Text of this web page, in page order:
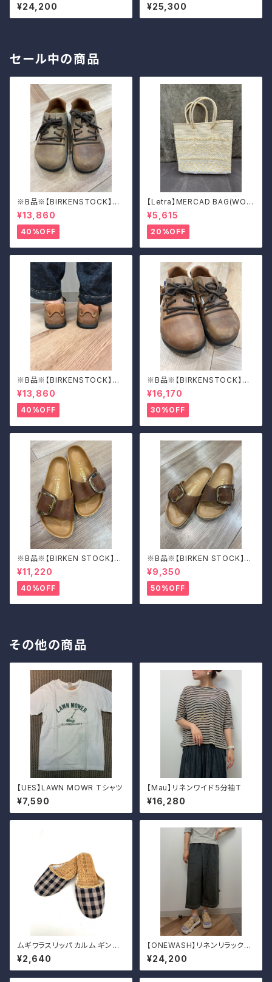
パンツ
¥24,200 ャンバスガウチョパンツ
¥25,300
セール中の商品
※B品※【BIRKENSTOCK】Mo
ntana/CUOIO 38
¥13,860
40%OFF
【Letra】MERCAD BAG(WOV
EN)
¥5,615
20%OFF
※B品※【BIRKENSTOCK】Mo
ntana/CUOIO 37
¥13,860
40%OFF
※B品※【BIRKENSTOCK】Mo
ntana/CUOIO 39
¥16,170
30%OFF
※B品※【BIRKEN STOCK】M
adrid Big Buckle/マドリッド
ビッグバックル 39
¥11,220
40%OFF
※B品※【BIRKEN STOCK】M
adrid Big Buckle/マドリッド
ビッグバックル 39
¥9,350
50%OFF
その他の商品
【UES】LAWN MOWR Tシャツ
¥7,590
【Mau】リネンワイド５分袖T
¥16,280
ムギワラスリッパ カルム ギンガ
ム チェック
¥2,640
【ONEWASH】リネンリラックス
パンツ
¥24,200